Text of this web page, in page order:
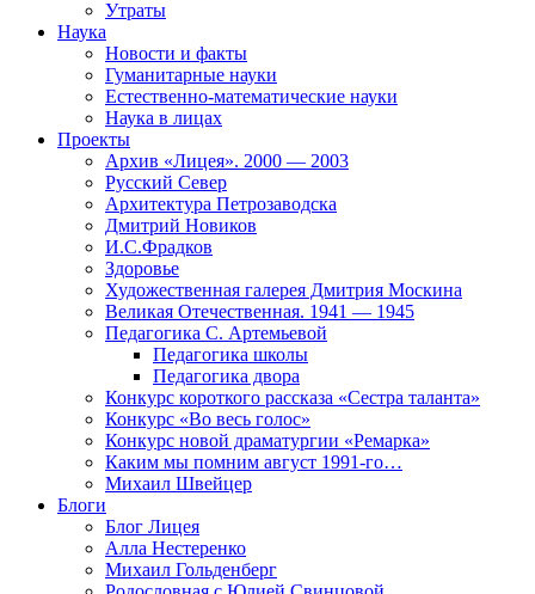
Утраты
Наука
Новости и факты
Гуманитарные науки
Естественно-математические науки
Наука в лицах
Проекты
Архив «Лицея». 2000 — 2003
Русский Север
Архитектура Петрозаводска
Дмитрий Новиков
И.С.Фрадков
Здоровье
Художественная галерея Дмитрия Москина
Великая Отечественная. 1941 — 1945
Педагогика С. Артемьевой
Педагогика школы
Педагогика двора
Конкурс короткого рассказа «Сестра таланта»
Конкурс «Во весь голос»
Конкурс новой драматургии «Ремарка»
Каким мы помним август 1991-го…
Михаил Швейцер
Блоги
Блог Лицея
Алла Нестеренко
Михаил Гольденберг